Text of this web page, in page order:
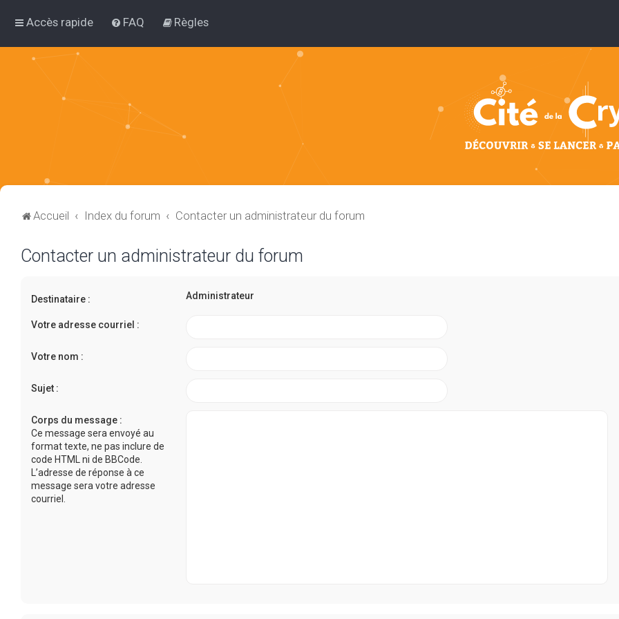
Accès rapide FAQ Règles
Accueil Index du forum Contacter un administrateur du forum
Contacter un administrateur du forum
Destinataire : Administrateur
Votre adresse courriel :
Votre nom :
Sujet :
Corps du message :
Ce message sera envoyé au
format texte, ne pas inclure de
code HTML ni de BBCode.
L’adresse de réponse à ce
message sera votre adresse
courriel.